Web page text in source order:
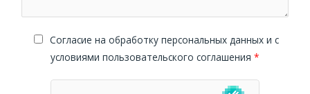
Cогласие на обработку персональных данных и с
условиями пользовательского соглашения *